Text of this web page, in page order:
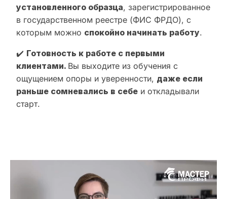
установленного образца, зарегистрированное
в государственном реестре (ФИС ФРДО), с
которым можно спокойно начинать работу.
✔️ Готовность к работе с первыми
клиентами. Вы выходите из обучения с
ощущением опоры и уверенности, даже если
раньше сомневались в себе и откладывали
старт.